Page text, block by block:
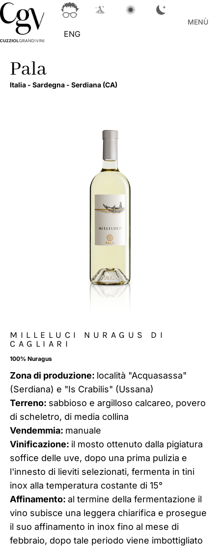
ENG
MENÙ
Pala
Italia - Sardegna - Serdiana (CA)
MILLELUCI NURAGUS DI
CAGLIARI
100% Nuragus
Zona di produzione: località "Acquasassa"
(Serdiana) e "Is Crabilis" (Ussana)
Terreno: sabbioso e argilloso calcareo, povero
di scheletro, di media collina
Vendemmia: manuale
Vinificazione: il mosto ottenuto dalla pigiatura
soffice delle uve, dopo una prima pulizia e
l'innesto di lieviti selezionati, fermenta in tini
inox alla temperatura costante di 15°
Affinamento: al termine della fermentazione il
vino subisce una leggera chiarifica e prosegue
il suo affinamento in inox fino al mese di
febbraio, dopo tale periodo viene imbottigliato